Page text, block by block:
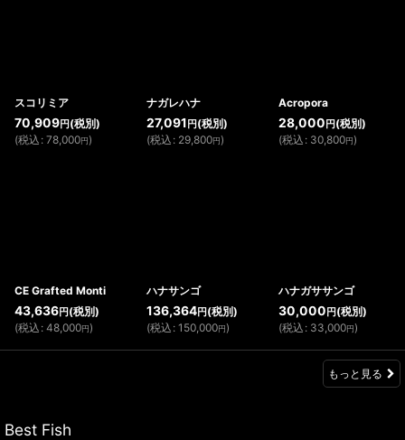
スコリミア
70,909円 (税別)
(税込 : 78,000円)
ナガレハナ
27,091 円(税別)
(税込 : 29,800円)
Acropora
28,000 円(税別)
(税込 : 30,800円)
CE Grafted Monti
43,636円 (税別)
(税込 : 48,000円)
ハナサンゴ
136,364円(税別)
(税込 : 150,000円)
ハナガササンゴ
30,000 円(税別)
(税込 : 33,000円)
もっと見る
Best Fish